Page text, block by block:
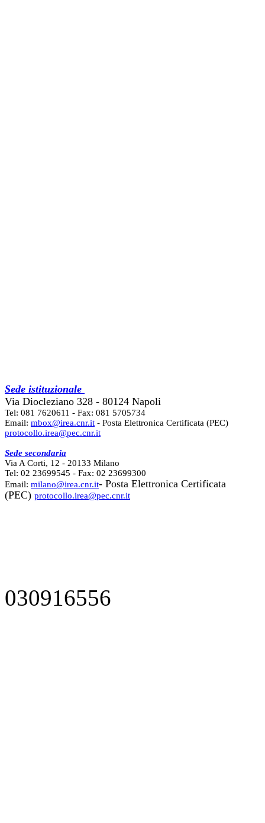
Sede istituzionale
Via Diocleziano 328 - 80124 Napoli
Tel: 081 7620611 - Fax: 081 5705734
Email: mbox@irea.cnr.it - Posta Elettronica Certificata (PEC)
protocollo.irea@pec.cnr.it
Sede secondaria
Via A Corti, 12 - 20133 Milano
Tel: 02 23699545 - Fax: 02 23699300
Email: milano@irea.cnr.it- Posta Elettronica Certificata
(PEC) protocollo.irea@pec.cnr.it
030916556